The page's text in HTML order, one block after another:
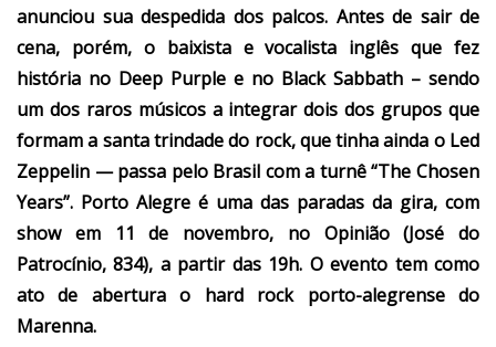
anunciou sua despedida dos palcos. Antes de sair de
cena, porém, o baixista e vocalista inglês que fez
história no Deep Purple e no Black Sabbath – sendo
um dos raros músicos a integrar dois dos grupos que
formam a santa trindade do rock, que tinha ainda o Led
Zeppelin — passa pelo Brasil com a turnê “The Chosen
Years”. Porto Alegre é uma das paradas da gira, com
show em 11 de novembro, no Opinião (José do
Patrocínio, 834), a partir das 19h. O evento tem como
ato de abertura o hard rock porto-alegrense do
Marenna.